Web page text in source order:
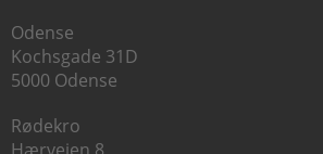
Odense
Kochsgade 31D
5000 Odense
Rødekro